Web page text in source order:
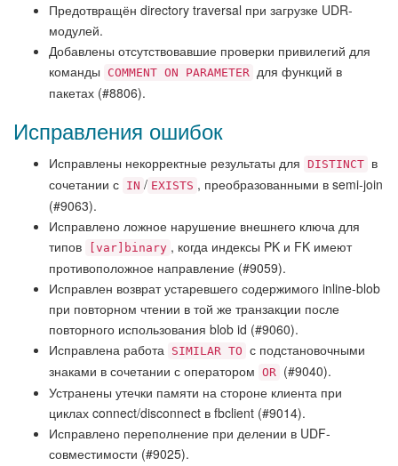
Предотвращён directory traversal при загрузке UDR-
модулей.
Добавлены отсутствовавшие проверки привилегий для
команды
COMMENT ON PARAMETER для функций в
пакетах (#8806).
Исправления ошибок
Исправлены некорректные результаты для DISTINCT в
сочетании с IN / EXISTS , преобразованными в semi-join
(#9063).
Исправлено ложное нарушение внешнего ключа для
типов
[var]binary , когда индексы PK и FK имеют
противоположное направление (#9059).
Исправлен возврат устаревшего содержимого inline-blob
при повторном чтении в той же транзакции после
повторного использования blob id (#9060).
Исправлена работа SIMILAR TO с подстановочными
знаками в сочетании с оператором OR (#9040).
Устранены утечки памяти на стороне клиента при
циклах connect/disconnect в fbclient (#9014).
Исправлено переполнение при делении в UDF-
совместимости (#9025).